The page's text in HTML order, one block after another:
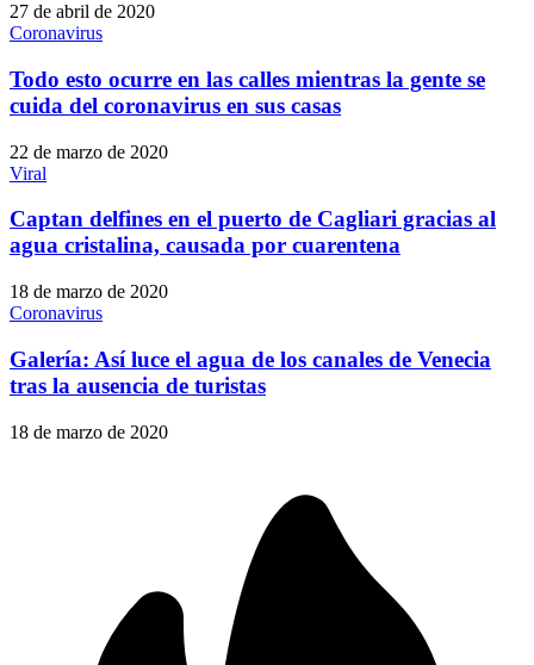
27 de abril de 2020
Coronavirus
Todo esto ocurre en las calles mientras la gente se
cuida del coronavirus en sus casas
22 de marzo de 2020
Viral
Captan delfines en el puerto de Cagliari gracias al
agua cristalina, causada por cuarentena
18 de marzo de 2020
Coronavirus
Galería: Así luce el agua de los canales de Venecia
tras la ausencia de turistas
18 de marzo de 2020